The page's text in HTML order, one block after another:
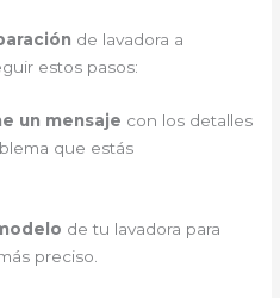
de lavadora a
estos pasos:
un mensaje con los detalles
que estás
de tu lavadora para
preciso.